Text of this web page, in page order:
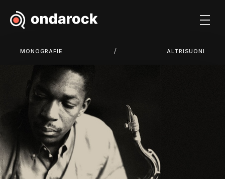
MONOGRAFIE / ALTRISUONI